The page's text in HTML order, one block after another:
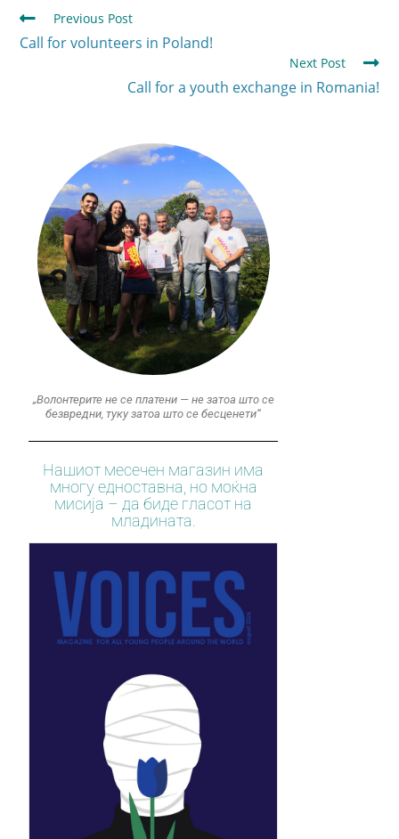
Previous Post
Call for volunteers in Poland!
Next Post
Call for a youth exchange in Romania!
„Волонтерите не се платени — не затоа што се
безвредни, туку затоа што се бесценети“
Нашиот месечен магазин има
многу едноставна, но моќна
мисија – да биде гласот на
младината.